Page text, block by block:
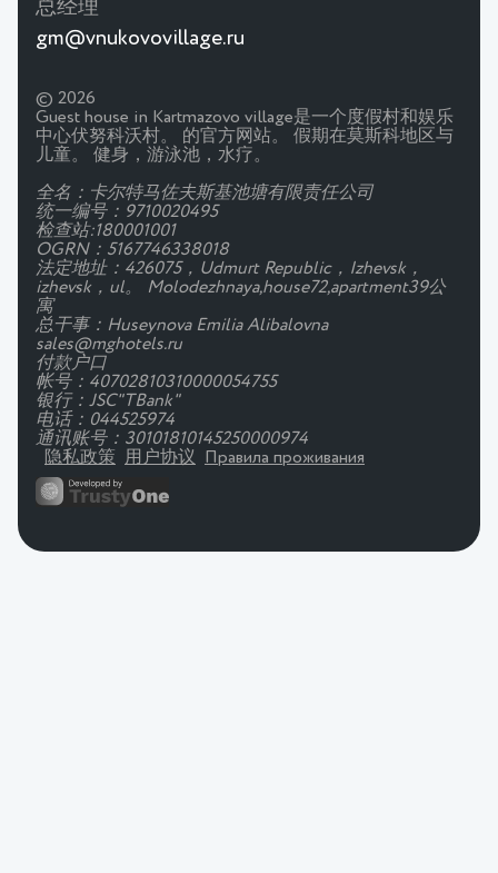
总经理
gm@vnukovovillage.ru
© 2026
Guest house in Kartmazovo village是一个度假村和娱乐
中心伏努科沃村。 的官方网站。 假期在莫斯科地区与
儿童。 健身，游泳池，水疗。
全名：卡尔特马佐夫斯基池塘有限责任公司
统一编号：9710020495
检查站:180001001
OGRN：5167746338018
法定地址：426075，Udmurt Republic，Izhevsk，
izhevsk，ul。 Molodezhnaya,house72,apartment39公
寓
总干事：Huseynova Emilia Alibalovna
sales@mghotels.ru
付款户口
帐号：40702810310000054755
银行：JSC"TBank"
电话：044525974
通讯账号：30101810145250000974
隐私政策
用户协议 Правила проживания